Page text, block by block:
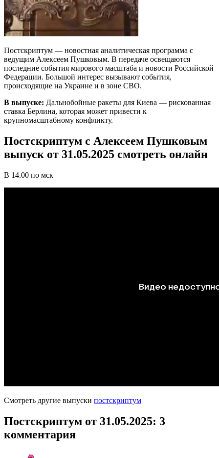
Постскриптум — новостная аналитическая программа с
ведущим Алексеем Пушковым. В передаче освещаются
последние события мирового масштаба и новости Российской
Федерации. Большой интерес вызывают события,
происходящие на Украине и в зоне СВО.
В выпуске: Дальнобойные ракеты для Киева — рискованная
ставка Берлина, которая может привести к
крупномасштабному конфликту.
Постскриптум с Алексеем Пушковым
выпуск от 31.05.2025 смотреть онлайн
В 14.00 по мск
Смотреть другие выпуски постскриптум
Постскриптум от 31.05.2025: 3
комментария